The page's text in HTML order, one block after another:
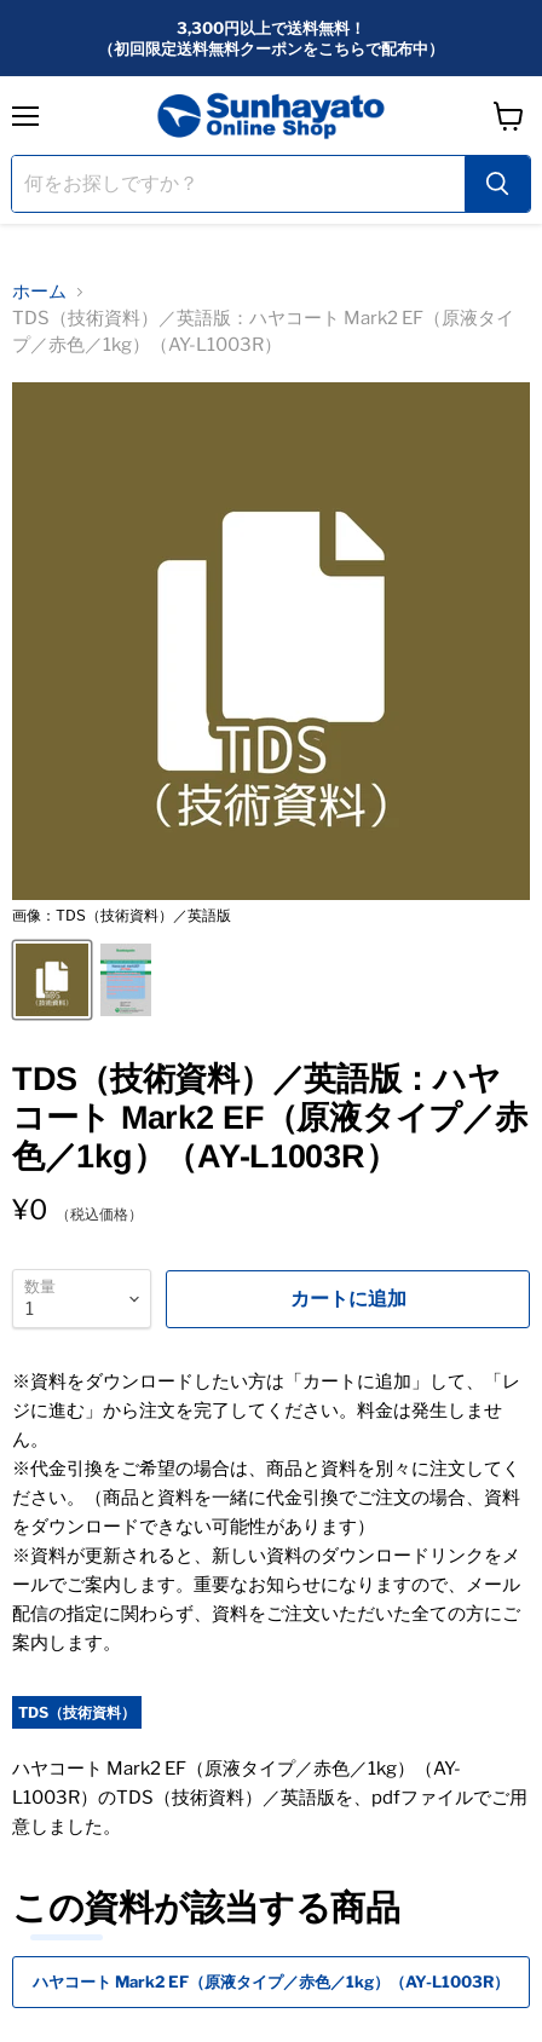
3,300円以上で送料無料！
（初回限定送料無料クーポンをこちらで配布中）
ニ
ュ
ー
ー
ト
を
ホーム
TDS（技術資料）／英語版：ハヤコート Mark2 EF（原液タイ
プ／赤色／1kg）（AY-L1003R）
画像：TDS（技術資料）／英語版
TDS（技術資料）／英語版：ハヤ
コート Mark2 EF（原液タイプ／赤
色／1kg）（AY-L1003R）
¥0 （税込価格）
数量
カートに追加
※資料をダウンロードしたい方は「カートに追加」して、「レ
ジに進む」から注文を完了してください。料金は発生しませ
ん。
※代金引換をご希望の場合は、商品と資料を別々に注文してく
ださい。（商品と資料を一緒に代金引換でご注文の場合、資料
をダウンロードできない可能性があります）
※資料が更新されると、新しい資料のダウンロードリンクをメ
ールでご案内します。重要なお知らせになりますので、メール
配信の指定に関わらず、資料をご注文いただいた全ての方にご
案内します。
TDS（技術資料）
ハヤコート Mark2 EF（原液タイプ／赤色／1kg）（AY-
L1003R）のTDS（技術資料）／英語版を、pdfファイルでご用
意しました。
この資料が該当する商品
ハヤコート Mark2 EF（原液タイプ／赤色／1kg）（AY-L1003R）